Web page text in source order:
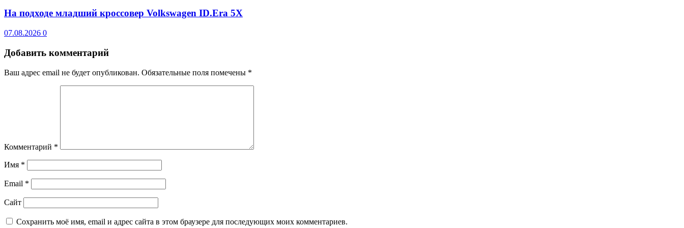
На подходе младший кроссовер Volkswagen ID.Era 5X
07.08.2026 0
Добавить комментарий
Ваш адрес email не будет опубликован. Обязательные поля помечены *
Комментарий *
Имя *
Email *
Сайт
Сохранить моё имя, email и адрес сайта в этом браузере для последующих моих комментариев.